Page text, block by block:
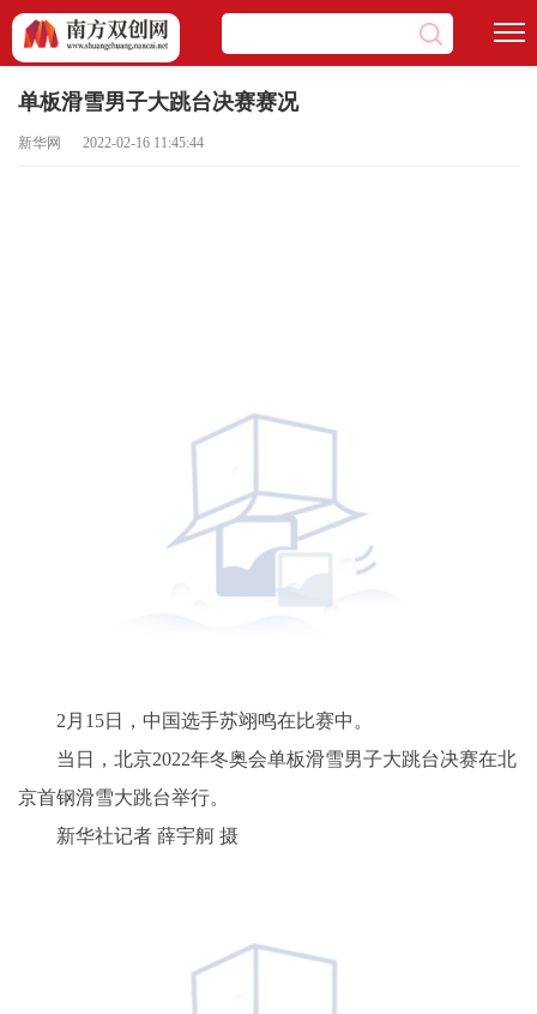
单板滑雪男子大跳台决赛赛况
新华网 2022-02-16 11:45:44
2月15日，中国选手苏翊鸣在比赛中。
当日，北京2022年冬奥会单板滑雪男子大跳台决赛在北
京首钢滑雪大跳台举行。
新华社记者 薛宇舸 摄